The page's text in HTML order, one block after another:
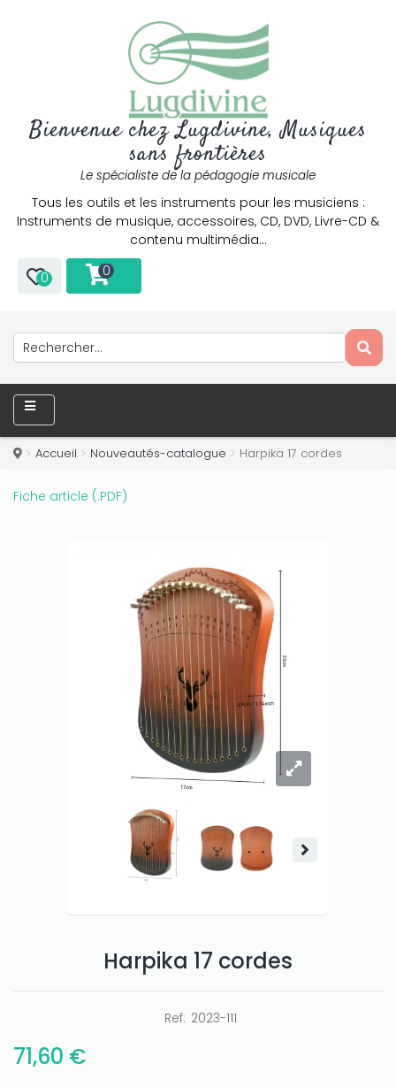
Bienvenue chez Lugdivine, Musiques
sans frontières
Le spécialiste de la pédagogie musicale
Tous les outils et les instruments pour les musiciens :
Instruments de musique, accessoires, CD, DVD, Livre-CD &
contenu multimédia…
0 0
Accueil Nouveautés-catalogue Harpika 17 cordes
Fiche article (.PDF)
Harpika 17 cordes
Ref: 2023-111
71,60 €
amount on your credits!